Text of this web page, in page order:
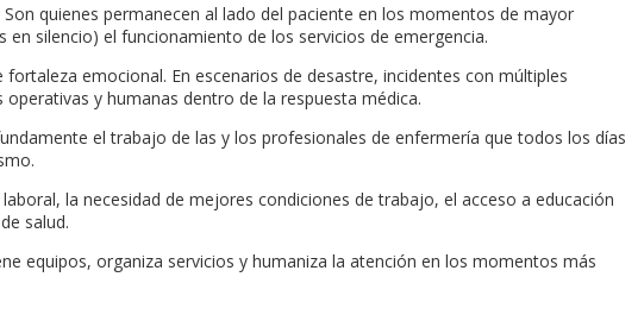
quienes permanecen al lado del paciente en los momentos de mayor
silencio) el funcionamiento de los servicios de emergencia.
emocional. En escenarios de desastre, incidentes con múltiples
y humanas dentro de la respuesta médica.
el trabajo de las y los profesionales de enfermería que todos los días
la necesidad de mejores condiciones de trabajo, el acceso a educación
salud.
equipos, organiza servicios y humaniza la atención en los momentos más